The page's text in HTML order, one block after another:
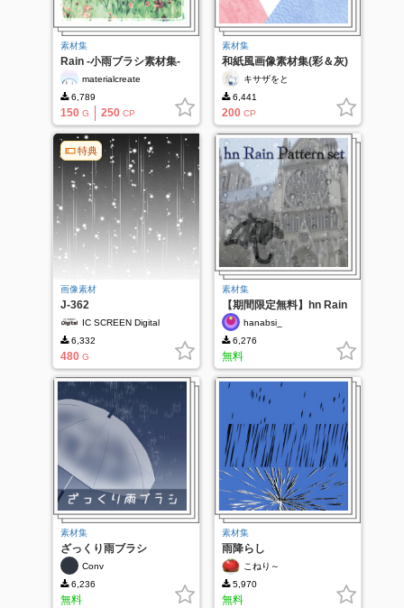
素材集
Rain -小雨ブラシ素材集-
materialcreate
6,789
150 G 250 CP
素材集
和紙風画像素材集(彩＆灰)
参
キサザをと
6,441
200 CP
特典
画像素材
J-362
IC SCREEN Digital
6,332
480 G
素材集
【期間限定無料】hn Rain
Pattern set
hanabsi_
6,276
無料
素材集
ざっくり雨ブラシ
Conv
6,236
無料
素材集
雨降らし
こねり～
5,970
無料